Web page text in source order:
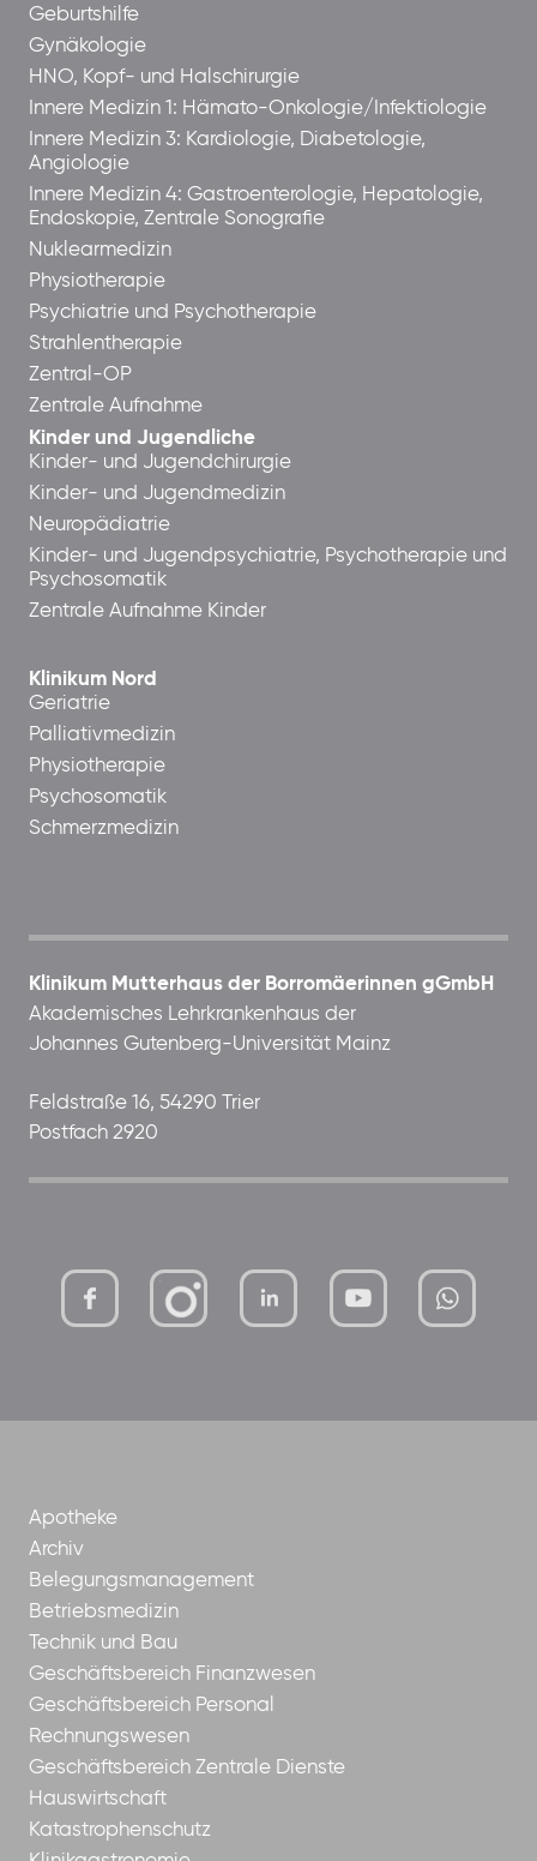
Geburtshilfe
Gynäkologie
HNO, Kopf- und Halschirurgie
Innere Medizin 1: Hämato-Onkologie/Infektiologie
Innere Medizin 3: Kardiologie, Diabetologie,
Angiologie
Innere Medizin 4: Gastroenterologie, Hepatologie,
Endoskopie, Zentrale Sonografie
Nuklearmedizin
Physiotherapie
Psychiatrie und Psychotherapie
Strahlentherapie
Zentral-OP
Zentrale Aufnahme
Kinder und Jugendliche
Kinder- und Jugendchirurgie
Kinder- und Jugendmedizin
Neuropädiatrie
Kinder- und Jugendpsychiatrie, Psychotherapie und
Psychosomatik
Zentrale Aufnahme Kinder
Klinikum Nord
Geriatrie
Palliativmedizin
Physiotherapie
Psychosomatik
Schmerzmedizin
Klinikum Mutterhaus der Borromäerinnen gGmbH
Akademisches Lehrkrankenhaus der
Johannes Gutenberg-Universität Mainz
Feldstraße 16, 54290 Trier
Postfach 2920
mutterhaus-xMBTtqOwC1KKBww
Apotheke
Archiv
Belegungsmanagement
Betriebsmedizin
Technik und Bau
Geschäftsbereich Finanzwesen
Geschäftsbereich Personal
Rechnungswesen
Geschäftsbereich Zentrale Dienste
Hauswirtschaft
Katastrophenschutz